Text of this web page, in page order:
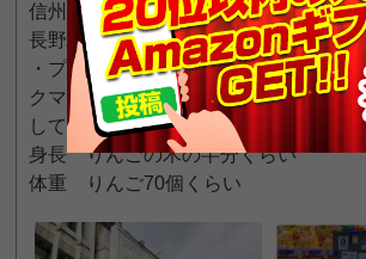
信州(長野県)の観光PRキャラクター
長野駅ビルに撮影スポットがあります。
・プロフィール
クマなのに寒がりで頭にかぶりものを
しているのが特徴だそうです。
身長 りんごの木の半分くらい
体重 りんご70個くらい